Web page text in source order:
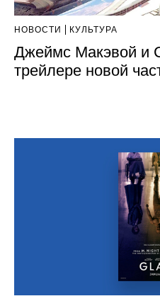
НОВОСТИ КУЛЬТУРА
Джеймс Макэвой и
трейлере новой